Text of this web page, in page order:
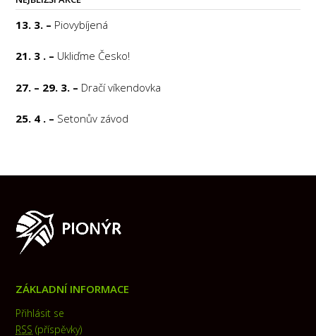
13. 3. – Piovybíjená
21. 3 . – Ukliďme Česko!
27. – 29. 3. – Dračí víkendovka
25. 4 . – Setonův závod
ZÁKLADNÍ INFORMACE
Přihlásit se
RSS (příspěvky)